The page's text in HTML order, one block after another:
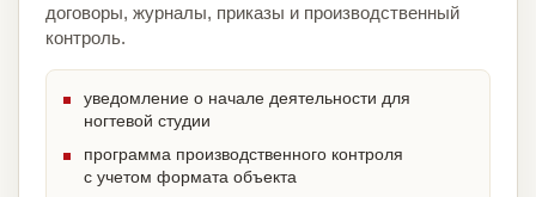
договоры, журналы, приказы и производственный
контроль.
уведомление о начале деятельности для
ногтевой студии
программа производственного контроля
с учетом формата объекта